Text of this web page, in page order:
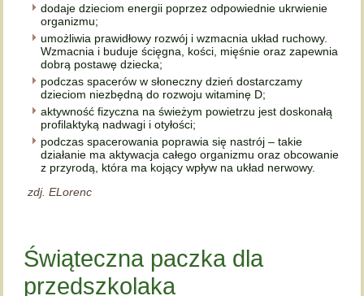
dodaje dzieciom energii poprzez odpowiednie ukrwienie
organizmu;
umożliwia prawidłowy rozwój i wzmacnia układ ruchowy.
Wzmacnia i buduje ścięgna, kości, mięśnie oraz zapewnia
dobrą postawę dziecka;
podczas spacerów w słoneczny dzień dostarczamy
dzieciom niezbędną do rozwoju witaminę D;
aktywność fizyczna na świeżym powietrzu jest doskonałą
profilaktyką nadwagi i otyłości;
podczas spacerowania poprawia się nastrój – takie
działanie ma aktywacja całego organizmu oraz obcowanie
z przyrodą, która ma kojący wpływ na układ nerwowy.
zdj. ELorenc
Świąteczna paczka dla
przedszkolaka